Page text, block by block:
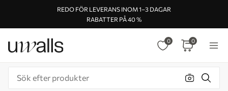
REDO FÖR LEVERANS INOM 1–3 DAGAR
RABATTER PÅ 40 %
0 0